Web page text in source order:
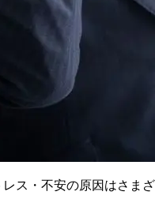
ス・不安の原因はさまざ